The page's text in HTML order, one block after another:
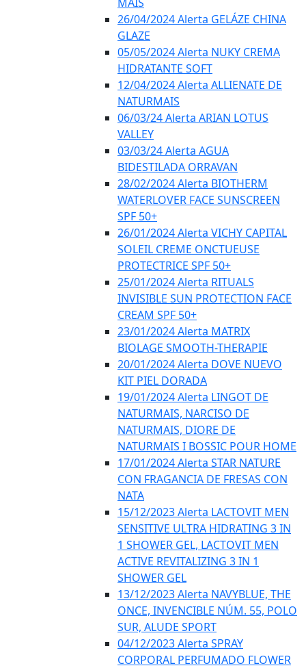
26/04/2024 Alerta GELÁZE CHINA
GLAZE
05/05/2024 Alerta NUKY CREMA
HIDRATANTE SOFT
12/04/2024 Alerta ALLIENATE DE
NATURMAIS
06/03/24 Alerta ARIAN LOTUS
VALLEY
03/03/24 Alerta AGUA
BIDESTILADA ORRAVAN
28/02/2024 Alerta BIOTHERM
WATERLOVER FACE SUNSCREEN
SPF 50+
26/01/2024 Alerta VICHY CAPITAL
SOLEIL CREME ONCTUEUSE
PROTECTRICE SPF 50+
25/01/2024 Alerta RITUALS
INVISIBLE SUN PROTECTION FACE
CREAM SPF 50+
23/01/2024 Alerta MATRIX
BIOLAGE SMOOTH-THERAPIE
20/01/2024 Alerta DOVE NUEVO
KIT PIEL DORADA
19/01/2024 Alerta LINGOT DE
NATURMAIS, NARCISO DE
NATURMAIS, DIORE DE
NATURMAIS I BOSSIC POUR HOME
17/01/2024 Alerta STAR NATURE
CON FRAGANCIA DE FRESAS CON
NATA
15/12/2023 Alerta LACTOVIT MEN
SENSITIVE ULTRA HIDRATING 3 IN
1 SHOWER GEL, LACTOVIT MEN
ACTIVE REVITALIZING 3 IN 1
SHOWER GEL
13/12/2023 Alerta NAVYBLUE, THE
ONCE, INVENCIBLE NÚM. 55, POLO
SUR, ALUDE SPORT
04/12/2023 Alerta SPRAY
CORPORAL PERFUMADO FLOWER